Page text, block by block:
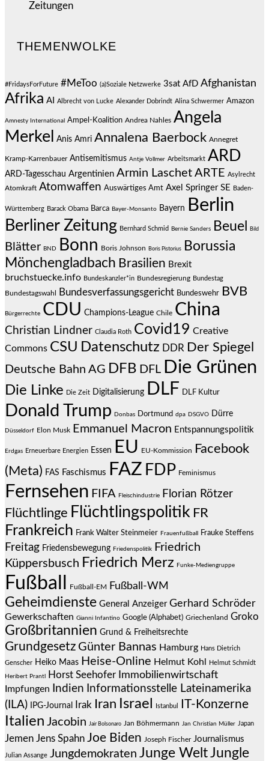
Zeitungen
THEMENWOLKE
#FridaysForFuture #MeToo (a)Soziale Netzwerke 3sat AfD Afghanistan
Afrika AI Albrecht von Lucke Alexander Dobrindt Alina Schwermer Amazon
Amnesty International Ampel-Koalition Andrea Nahles Angela
Merkel
Anis Amri Annalena Baerbock Annegret
Kramp-Karrenbauer Antisemitismus Antje Vollmer Arbeitsmarkt ARD
ARD-Tagesschau Argentinien Armin Laschet ARTE Asylrecht
Atomkraft Atomwaffen Auswärtiges Amt Axel Springer SE Baden-
Württemberg Barack Obama Barca Bayer-Monsanto Bayern Berlin
Berliner Zeitung Bernhard Schmid Bernie Sanders Beuel Bild
Blätter BND Bonn Boris Johnson Boris Pistorius
Borussia
Mönchengladbach Brasilien Brexit
bruchstuecke.info Bundeskanzler*in Bundesregierung Bundestag
Bundestagswahl Bundesverfassungsgericht Bundeswehr BVB
Bürgerrechte CDU Champions-League Chile China
Christian Lindner Claudia Roth Covid19 Creative
Commons CSU Datenschutz DDR Der Spiegel
Deutsche Bahn AG DFB DFL Die Grünen
Die Linke Die Zeit Digitalisierung DLF DLF Kultur
Donald Trump Donbas Dortmund dpa DSGVO Dürre
Düsseldorf Elon Musk Emmanuel Macron Entspannungspolitik
Erdgas Erneuerbare Energien Essen EU EU-Kommission
Facebook
(Meta) FAS Faschismus FAZ FDP Feminismus
Fernsehen FIFA Fleischindustrie Florian Rötzer
Flüchtlinge Flüchtlingspolitik FR
Frankreich Frank Walter Steinmeier Frauenfußball Frauke Steffens
Freitag Friedensbewegung Friedenspolitik
Friedrich
Küppersbusch Friedrich Merz Funke-Mediengruppe
Fußball Fußball-EM Fußball-WM
Geheimdienste General Anzeiger Gerhard Schröder
Gewerkschaften Gianni Infantino Google (Alphabet) Griechenland Groko
Großbritannien Grund & Freiheitsrechte
Grundgesetz Günter Bannas Hamburg Hans Dietrich
Genscher Heiko Maas Heise-Online Helmut Kohl Helmut Schmidt
Heribert Prantl Horst Seehofer Immobilienwirtschaft
Impfungen Indien Informationsstelle Lateinamerika
(ILA)
IPG-Journal Irak Iran Israel Istanbul IT-Konzerne
Italien Jacobin Jair Bolsonaro Jan Böhmermann Jan Christian Müller Japan
Jemen Jens Spahn Joe Biden Joseph Fischer Journalismus
Julian Assange Jungdemokraten Junge WeltJungle